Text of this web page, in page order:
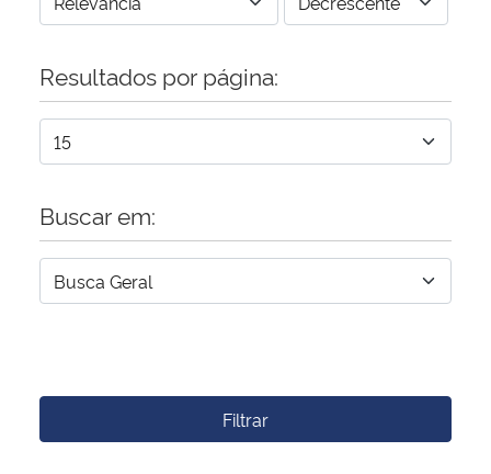
Resultados por página:
Buscar em:
Filtrar